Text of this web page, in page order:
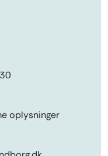
oplysninger